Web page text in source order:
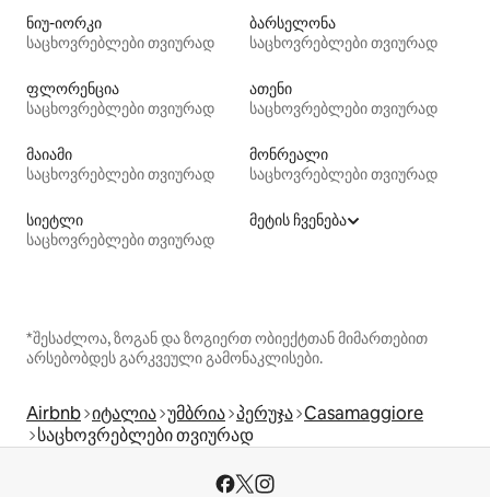
ნიუ-იორკი
საცხოვრებლები თვიურად
ბარსელონა
საცხოვრებლები თვიურად
ფლორენცია
საცხოვრებლები თვიურად
ათენი
საცხოვრებლები თვიურად
მაიამი
საცხოვრებლები თვიურად
მონრეალი
საცხოვრებლები თვიურად
სიეტლი
საცხოვრებლები თვიურად
მეტის ჩვენება
*შესაძლოა, ზოგან და ზოგიერთ ობიექტთან მიმართებით
არსებობდეს გარკვეული გამონაკლისები.
Airbnb იტალია უმბრია პერუჯა Casamaggiore
საცხოვრებლები თვიურად